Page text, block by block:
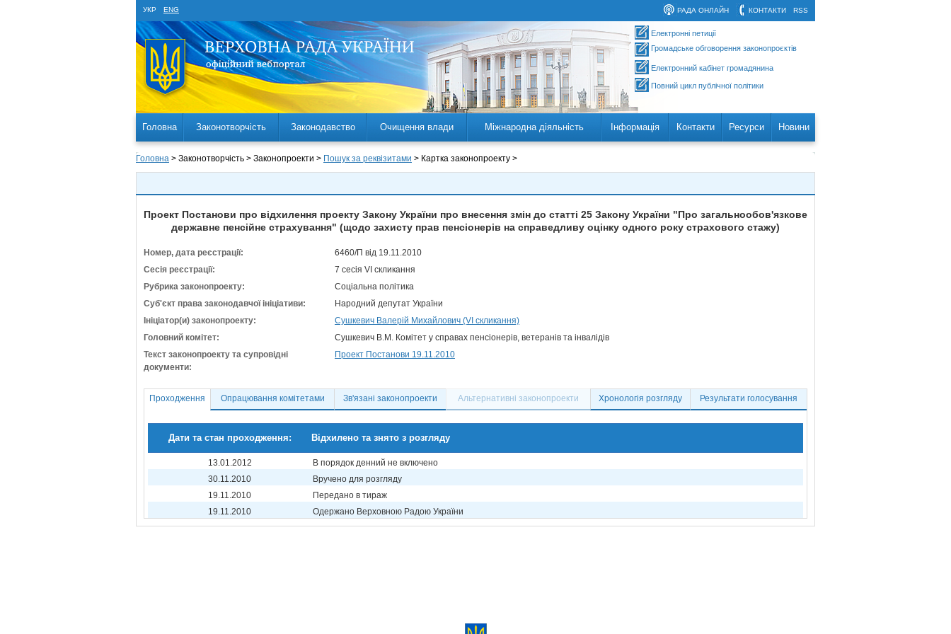
УКР ENG RSS
КОНТАКТИ
РАДА ОНЛАЙН
Електронні петиції
Громадське обговорення законопроєктів
Електронний кабінет громадянина
Повний цикл публічної політики
Головна Законотворчість Законодавство Очищення влади Міжнародна діяльність Інформація Контакти Ресурси Новини
Головна > Законотворчість > Законопроекти > Пошук за реквізитами > Картка законопроекту >
Проект Постанови про відхилення проекту Закону України про внесення змін до статті 25 Закону України "Про загальнообов'язкове
державне пенсійне страхування" (щодо захисту прав пенсіонерів на справедливу оцінку одного року страхового стажу)
Номер, дата реєстрації:
6460/П від 19.11.2010
Сесія реєстрації:
7 сесія VI скликання
Рубрика законопроекту:
Соціальна політика
Суб'єкт права законодавчої ініціативи:
Народний депутат України
Ініціатор(и) законопроекту:
Сушкевич Валерій Михайлович (VI скликання)
Головний комітет:
Сушкевич В.М. Комітет у справах пенсіонерів, ветеранів та інвалідів
Текст законопроекту та супровідні
документи:
Проект Постанови 19.11.2010
Проходження Опрацювання комітетами Зв'язані законопроекти Альтернативні законопроекти Хронологія розгляду Результати голосування
Дати та стан проходження: Відхилено та знято з розгляду
13.01.2012
В порядок денний не включено
30.11.2010
Вручено для розгляду
19.11.2010
Передано в тираж
19.11.2010
Одержано Верховною Радою України